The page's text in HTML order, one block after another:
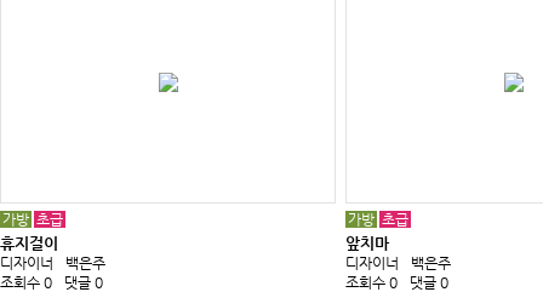
가방 초급
휴지걸이
디자이너
백은주
조회수 0
댓글 0
가방 초급
앞치마
디자이너
백은주
조회수 0
댓글 0